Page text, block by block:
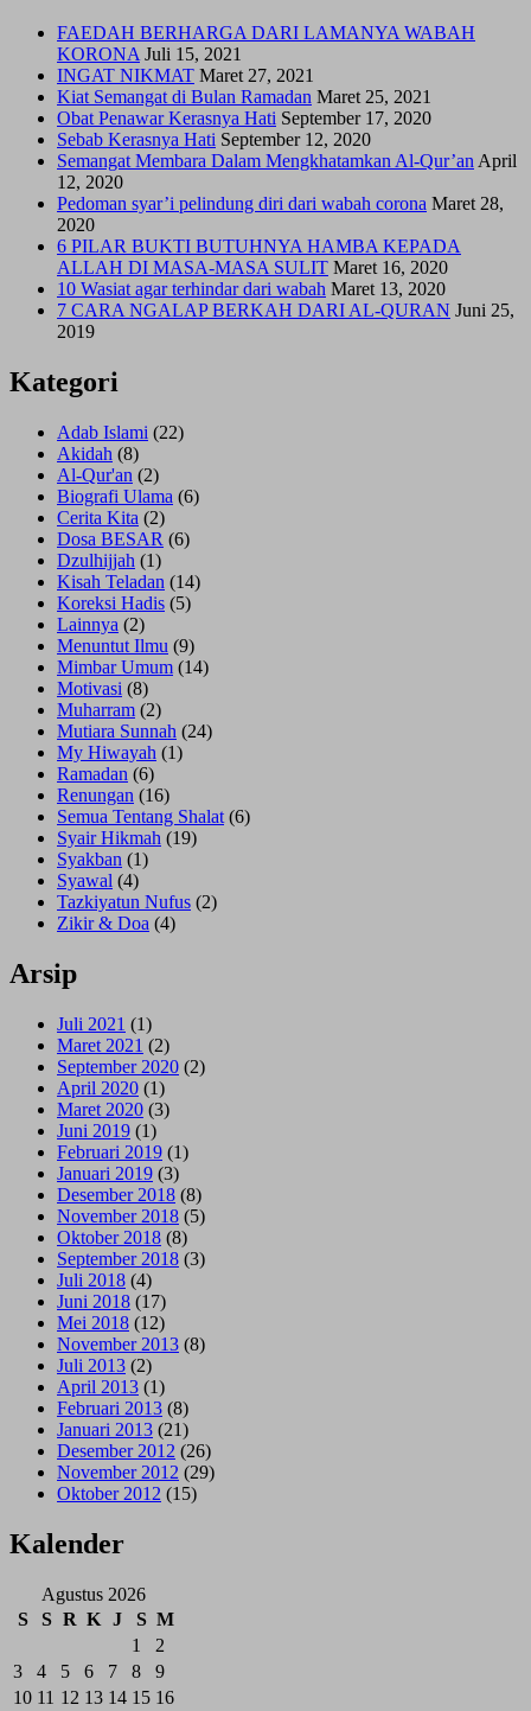
FAEDAH BERHARGA DARI LAMANYA WABAH
KORONA Juli 15, 2021
INGAT NIKMAT Maret 27, 2021
Kiat Semangat di Bulan Ramadan Maret 25, 2021
Obat Penawar Kerasnya Hati September 17, 2020
Sebab Kerasnya Hati September 12, 2020
Semangat Membara Dalam Mengkhatamkan Al-Qur’an April
12, 2020
Pedoman syar’i pelindung diri dari wabah corona Maret 28,
2020
6 PILAR BUKTI BUTUHNYA HAMBA KEPADA
ALLAH DI MASA-MASA SULIT Maret 16, 2020
10 Wasiat agar terhindar dari wabah Maret 13, 2020
7 CARA NGALAP BERKAH DARI AL-QURAN Juni 25,
2019
Kategori
Adab Islami (22)
Akidah (8)
Al-Qur'an (2)
Biografi Ulama (6)
Cerita Kita (2)
Dosa BESAR (6)
Dzulhijjah (1)
Kisah Teladan (14)
Koreksi Hadis (5)
Lainnya (2)
Menuntut Ilmu (9)
Mimbar Umum (14)
Motivasi (8)
Muharram (2)
Mutiara Sunnah (24)
My Hiwayah (1)
Ramadan (6)
Renungan (16)
Semua Tentang Shalat (6)
Syair Hikmah (19)
Syakban (1)
Syawal (4)
Tazkiyatun Nufus (2)
Zikir & Doa (4)
Arsip
Juli 2021 (1)
Maret 2021 (2)
September 2020 (2)
April 2020 (1)
Maret 2020 (3)
Juni 2019 (1)
Februari 2019 (1)
Januari 2019 (3)
Desember 2018 (8)
November 2018 (5)
Oktober 2018 (8)
September 2018 (3)
Juli 2018 (4)
Juni 2018 (17)
Mei 2018 (12)
November 2013 (8)
Juli 2013 (2)
April 2013 (1)
Februari 2013 (8)
Januari 2013 (21)
Desember 2012 (26)
November 2012 (29)
Oktober 2012 (15)
Kalender
Agustus 2026
S
S R K J S M
1
2
3
4 5 6 7 8
9
10 11 12 13 14 15 16